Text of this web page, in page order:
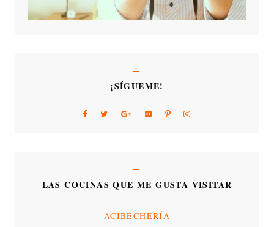
¡SÍGUEME!
LAS COCINAS QUE ME GUSTA VISITAR
ACIBECHERÍA